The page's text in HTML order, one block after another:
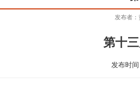
发布者：
第十
发布时间